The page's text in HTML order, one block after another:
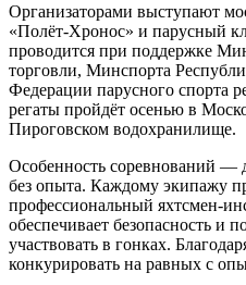
Организаторами выступают
«Полёт-Хронос» и парусный
проводится при поддержке
торговли, Минспорта
Федерации парусного спорта
регаты пройдёт осенью в
Пироговском водохранилище.
Особенность соревнований —
без опыта. Каждому экипажу
профессиональный яхтсмен-
обеспечивает безопасность и
участвовать в гонках.
конкурировать на равных с